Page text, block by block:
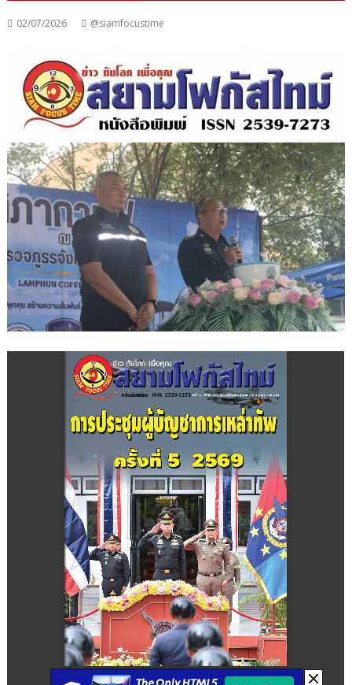
02/07/2026 @siamfocustime